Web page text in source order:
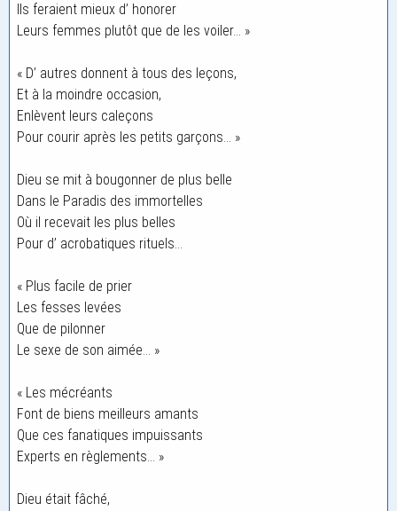
Ils feraient mieux d’ honorer
Leurs femmes plutôt que de les voiler… »
« D’ autres donnent à tous des leçons,
Et à la moindre occasion,
Enlèvent leurs caleçons
Pour courir après les petits garçons… »
Dieu se mit à bougonner de plus belle
Dans le Paradis des immortelles
Où il recevait les plus belles
Pour d’ acrobatiques rituels…
« Plus facile de prier
Les fesses levées
Que de pilonner
Le sexe de son aimée… »
« Les mécréants
Font de biens meilleurs amants
Que ces fanatiques impuissants
Experts en règlements… »
Dieu était fâché,